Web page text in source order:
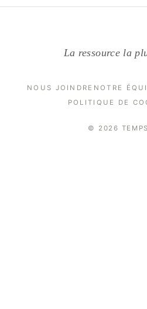
La ressource la
NOUS JOINDRE NOTRE
POLITIQUE DE
© 2026